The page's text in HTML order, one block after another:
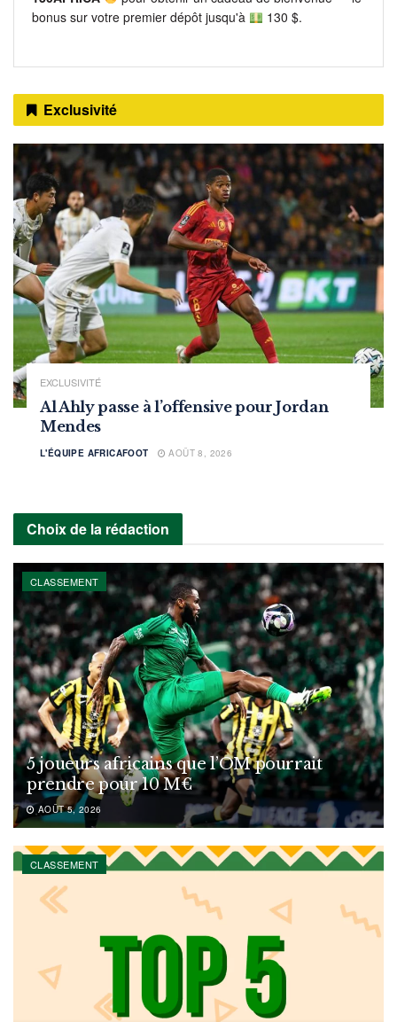
bonus sur votre premier dépôt jusqu'à
130 $.
Exclusivité
EXCLUSIVITÉ
Al Ahly passe à l’offensive pour Jordan
Mendes
L'ÉQUIPE AFRICAFOOT AOÛT 8, 2026
Choix de la rédaction
CLASSEMENT
5 joueurs africains que l’OM pourrait
prendre pour 10 M€
AOÛT 5, 2026
CLASSEMENT